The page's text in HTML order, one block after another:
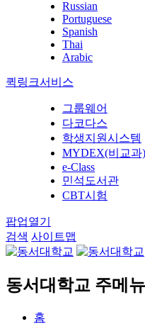
Russian
Portuguese
Spanish
Thai
Arabic
퀵링크서비스
그룹웨어
다코다스
학생지원시스템
MYDEX(비교과)
e-Class
민석도서관
CBT시험
팝업열기
검색 사이트맵
동서대학교 주메뉴
홈